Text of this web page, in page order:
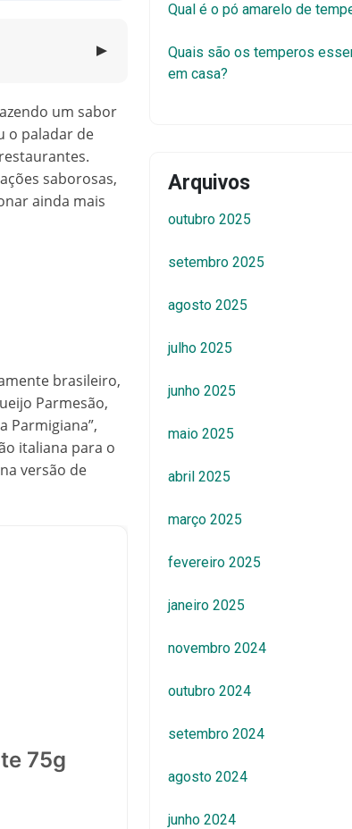
▼
um sabor
o paladar de
saborosas,
ainda mais
brasileiro,
Parmesão,
Parmigiana”,
italiana para o
versão de
75g
Qual é o pó amarelo de
Quais são os temperos
em casa?
Arquivos
outubro 2025
setembro 2025
agosto 2025
julho 2025
junho 2025
maio 2025
abril 2025
março 2025
fevereiro 2025
janeiro 2025
novembro 2024
outubro 2024
setembro 2024
agosto 2024
junho 2024